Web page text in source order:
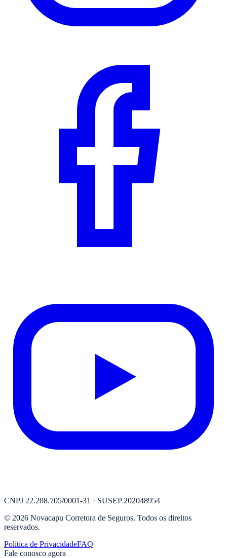
CNPJ 22.208.705/0001-31 · SUSEP 202048954
© 2026 Novacapu Corretora de Seguros. Todos os direitos
reservados.
Política de PrivacidadeFAQ
Fale conosco agora